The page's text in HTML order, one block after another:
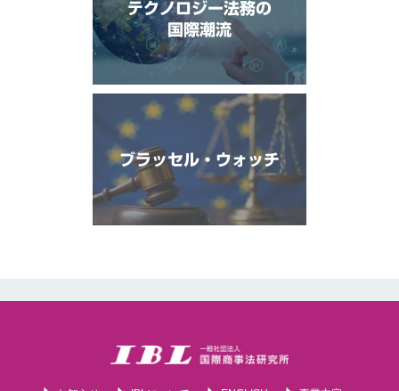
テクノロジー法務の
国際潮流
ブラッセル・ウォッチ